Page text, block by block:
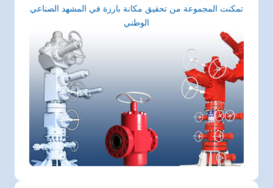
تمكنت المجموعة من تحقيق مكانة بارزة في المشهد الصناعي
الوطني